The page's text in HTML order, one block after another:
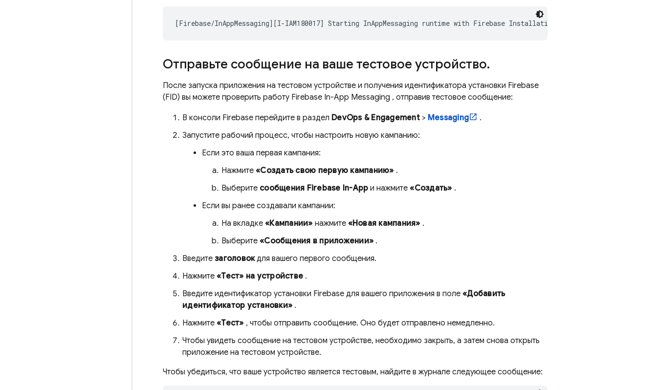
[Firebase/InAppMessaging][I-IAM180017] Starting InAppMessaging runtime with Firebase Installation ID
Отправьте сообщение на ваше тестовое устройство.
После запуска приложения на тестовом устройстве и получения идентификатора установки Firebase
(FID) вы можете проверить работу Firebase In-App Messaging , отправив тестовое сообщение:
В консоли Firebase перейдите в раздел DevOps & Engagement> Messaging
.
Запустите рабочий процесс, чтобы настроить новую кампанию:
Если это ваша первая кампания:
Нажмите «Создать свою первую кампанию» .
Выберите сообщения Firebase In-App и нажмите«Создать» .
Если вы ранее создавали кампании:
На вкладке «Кампании» нажмите «Новая кампания» .
Выберите «Сообщения в приложении» .
Введите заголовокдля вашего первого сообщения.
Нажмите «Тест» на устройстве .
Введите идентификатор установки Firebase для вашего приложения в поле «Добавить
идентификатор установки» .
Нажмите «Тест» , чтобы отправить сообщение. Оно будет отправлено немедленно.
Чтобы увидеть сообщение на тестовом устройстве, необходимо закрыть, а затем снова открыть
приложение на тестовом устройстве.
Чтобы убедиться, что ваше устройство является тестовым, найдите в журнале следующее сообщение: